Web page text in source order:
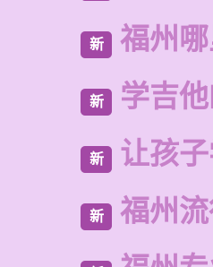
新 福州
新 学吉
新 让孩
新 福州